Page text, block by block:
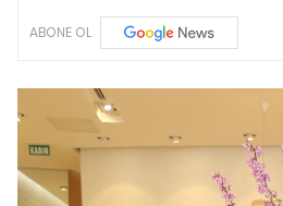
ABONE OL